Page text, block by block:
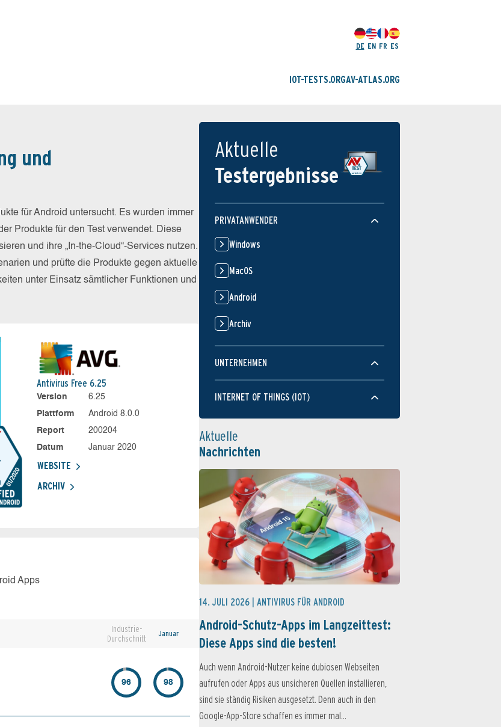
DE EN FR ES
IOT-TESTS.ORGAV-ATLAS.ORG
und
für Android untersucht. Es wurden immer
Produkte für den Test verwendet. Diese
und ihre „In-the-Cloud“-Services nutzen.
und prüfte die Produkte gegen aktuelle
unter Einsatz sämtlicher Funktionen und
Antivirus Free 6.25
Version
6.25
Plattform
Android 8.0.0
Report
200204
Datum
Januar 2020
WEBSITE
ARCHIV
Apps
Industrie-
Durchschnitt
Januar
96 98
Aktuelle
Testergebnisse
PRIVATANWENDER
Windows
MacOS
Android
Archiv
UNTERNEHMEN
INTERNET OF THINGS (IOT)
Aktuelle
Nachrichten
14. JULI 2026 | ANTIVIRUS FÜR ANDROID
Android-Schutz-Apps im Langzeittest:
Diese Apps sind die besten!
Auch wenn Android-Nutzer keine dubiosen Webseiten
aufrufen oder Apps aus unsicheren Quellen installieren,
sind sie ständig Risiken ausgesetzt. Denn auch in den
Google-App-Store schaffen es immer mal...